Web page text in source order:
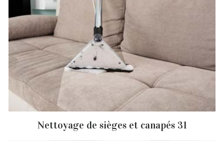
Nettoyage de sièges et canapés 31